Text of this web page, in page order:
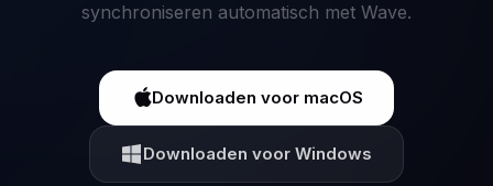
synchroniseren automatisch met Wave.
Downloaden voor macOS
Downloaden voor Windows